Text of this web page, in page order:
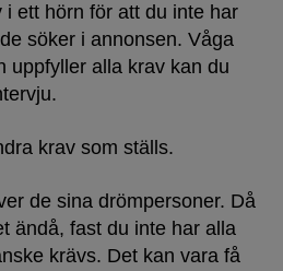
ett hörn för att du inte har
söker i annonsen. Våga
uppfyller alla krav kan du
krav som ställs.
de sina drömpersoner. Då
ändå, fast du inte har alla
krävs. Det kan vara få